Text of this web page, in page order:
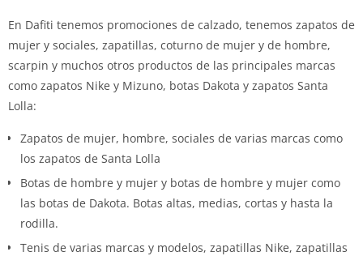
En Dafiti tenemos promociones de calzado, tenemos zapatos de
mujer y sociales, zapatillas, coturno de mujer y de hombre,
scarpin y muchos otros productos de las principales marcas
como zapatos Nike y Mizuno, botas Dakota y zapatos Santa
Lolla:
Zapatos de mujer, hombre, sociales de varias marcas como
los zapatos de Santa Lolla
Botas de hombre y mujer y botas de hombre y mujer como
las botas de Dakota. Botas altas, medias, cortas y hasta la
rodilla.
Tenis de varias marcas y modelos, zapatillas Nike, zapatillas